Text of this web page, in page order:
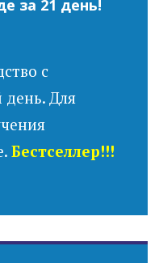
за 21 день!
с
Для
Бестселлер!!!